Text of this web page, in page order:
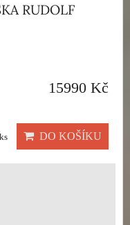
RUDOLF
15990 Kč
ks DO KOŠÍKU